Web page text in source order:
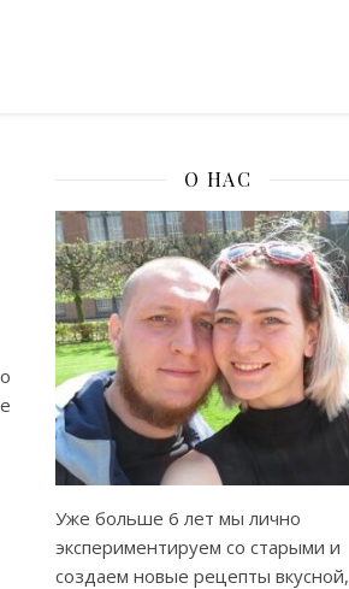
О НАС
Уже больше 6 лет мы лично
экспериментируем со старыми и
создаем новые рецепты вкусной,